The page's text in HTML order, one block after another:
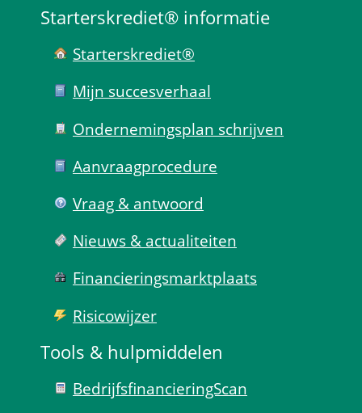
Starterskrediet® informatie
Starterskrediet®
Mijn succes­verhaal
Ondernemings­plan schrijven
Aanvraag­procedure
Vraag & antwoord
Nieuws & actualiteiten
Financierings­markt­plaats
Risico­wijzer
Tools & hulp­middelen
Bedrijfsfinanciering­Scan